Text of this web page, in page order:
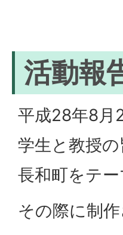
活動報
平成28年8月
学生と教授
長和町をテ
その際に制